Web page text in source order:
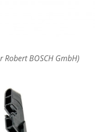
BOSCH GmbH)